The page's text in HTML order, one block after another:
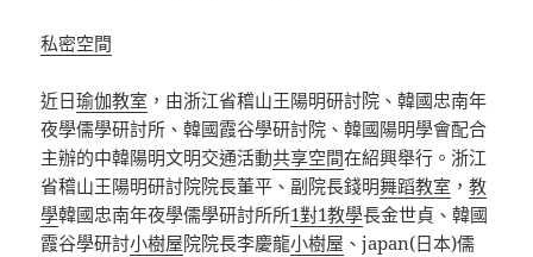
私密空間
近日瑜伽教室 ，由浙江省稽山王陽明研討院、韓國忠南年
夜學儒學研討所、韓國霞谷學研討院、韓國陽明學會配合
主辦的中韓陽明文明交通活動共享空間在紹興舉行。浙江
省稽山王陽明研討院院長董平、副院長錢明舞蹈教室 ，教
學韓國忠南年夜學儒學研討所所1對1教學長金世貞、韓國
霞谷學研討小樹屋院院長李慶龍小樹屋 、japan(日本)儒